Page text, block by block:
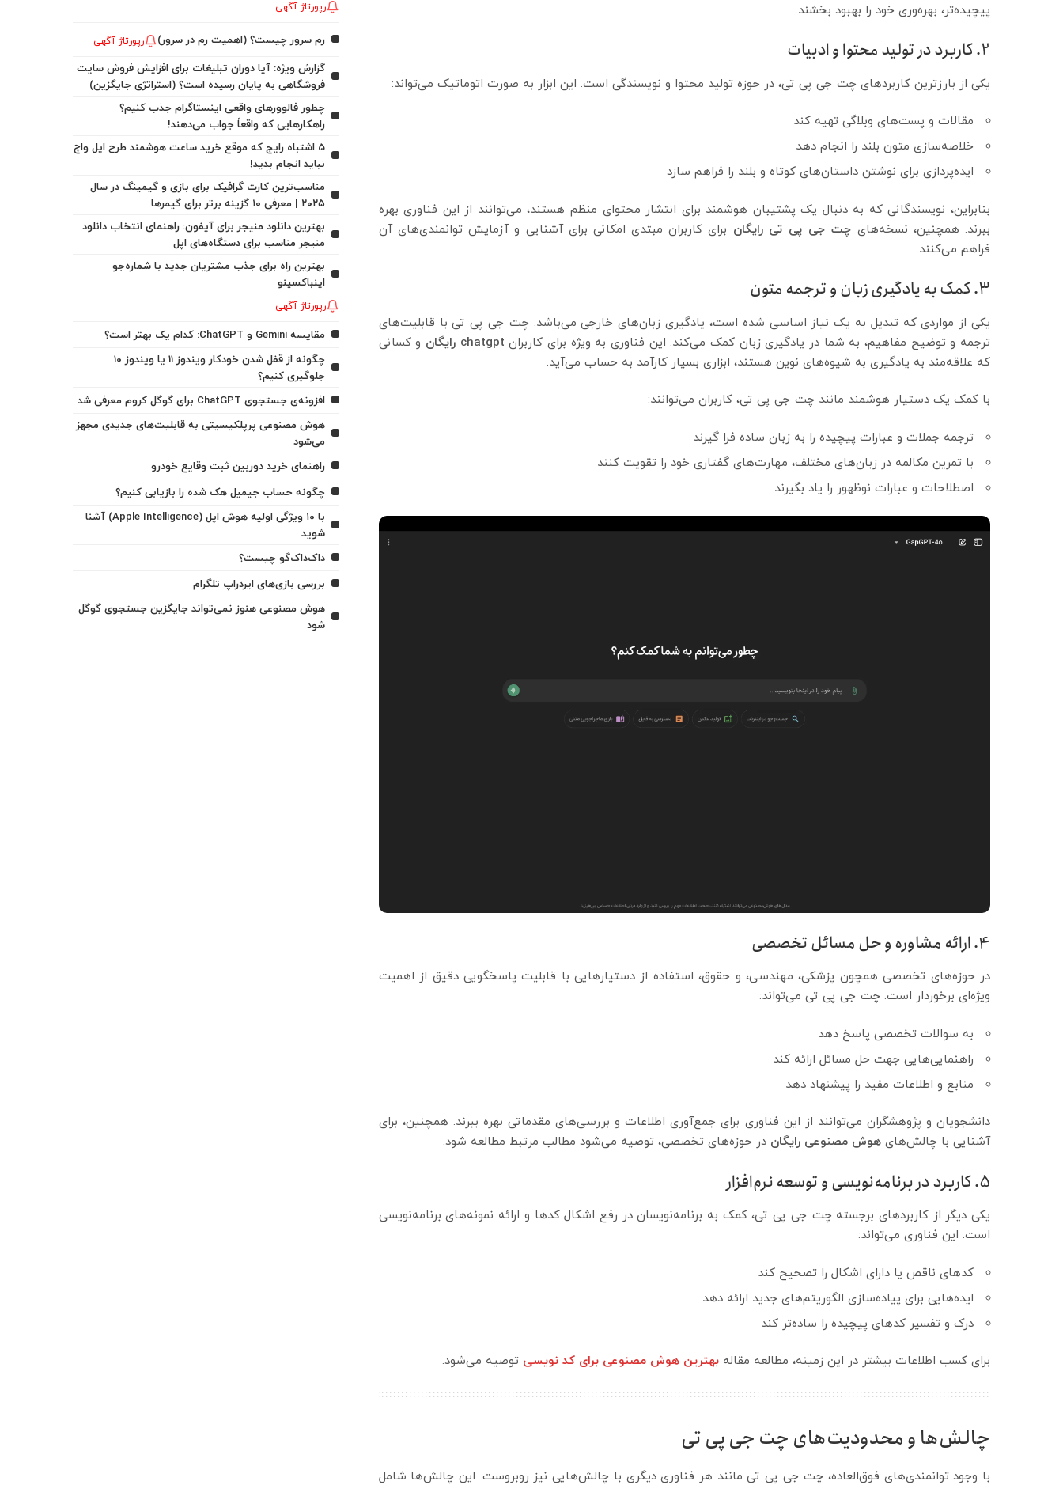
پیچیده‌تر، بهره‌وری خود را بهبود بخشند.
2. کاربرد در تولید محتوا و ادبیات
یکی از بارزترین کاربردهای چت جی پی تی، در حوزه تولید محتوا و نویسندگی است. این ابزار به صورت اتوماتیک می‌تواند:
مقالات و پست‌های وبلاگی تهیه کند
خلاصه‌سازی متون بلند را انجام دهد
ایده‌پردازی برای نوشتن داستان‌های کوتاه و بلند را فراهم سازد
بنابراین، نویسندگانی که به دنبال یک پشتیبان هوشمند برای انتشار محتوای منظم هستند، می‌توانند از این فناوری بهره
ببرند. همچنین، نسخه‌های چت جی پی تی رایگان برای کاربران مبتدی امکانی برای آشنایی و آزمایش توانمندی‌های آن
فراهم می‌کنند.
3. کمک به یادگیری زبان و ترجمه متون
یکی از مواردی که تبدیل به یک نیاز اساسی شده است، یادگیری زبان‌های خارجی می‌باشد. چت جی پی تی با قابلیت‌های
ترجمه و توضیح مفاهیم، به شما در یادگیری زبان کمک می‌کند. این فناوری به ویژه برای کاربران chatgpt رایگان
و کسانی
که علاقه‌مند به یادگیری به شیوه‌های نوین هستند، ابزاری بسیار کارآمد به حساب می‌آید.
با کمک یک دستیار هوشمند مانند چت جی پی تی، کاربران می‌توانند:
ترجمه جملات و عبارات پیچیده را به زبان ساده فرا گیرند
با تمرین مکالمه در زبان‌های مختلف، مهارت‌های گفتاری خود را تقویت کنند
اصطلاحات و عبارات نوظهور را یاد بگیرند
4. ارائه مشاوره و حل مسائل تخصصی
در حوزه‌های تخصصی همچون پزشکی، مهندسی، و حقوق، استفاده از دستیارهایی با قابلیت پاسخگویی دقیق از اهمیت
ویژه‌ای برخوردار است. چت جی پی تی می‌تواند:
به سوالات تخصصی پاسخ دهد
راهنمایی‌هایی جهت حل مسائل ارائه کند
منابع و اطلاعات مفید را پیشنهاد دهد
دانشجویان و پژوهشگران می‌توانند از این فناوری برای جمع‌آوری اطلاعات و بررسی‌های مقدماتی بهره ببرند. همچنین، برای
آشنایی با چالش‌های هوش مصنوعی رایگان در حوزه‌های تخصصی، توصیه می‌شود مطالب مرتبط مطالعه شود.
5. کاربرد در برنامه‌نویسی و توسعه نرم‌افزار
یکی دیگر از کاربردهای برجسته چت جی پی تی، کمک به برنامه‌نویسان در رفع اشکال کدها و ارائه نمونه‌های برنامه‌نویسی
است. این فناوری می‌تواند:
کد‌های ناقص یا دارای اشکال را تصحیح کند
ایده‌هایی برای پیاده‌سازی الگوریتم‌های جدید ارائه دهد
درک و تفسیر کدهای پیچیده را ساده‌تر کند
برای کسب اطلاعات بیشتر در این زمینه، مطالعه مقاله بهترین هوش مصنوعی برای کد نویسی توصیه می‌شود.
چالش‌ها و محدودیت‌های چت جی پی تی
با وجود توانمندی‌های فوق‌العاده، چت جی پی تی مانند هر فناوری دیگری با چالش‌هایی نیز روبروست. این چالش‌ها شامل
رپورتاژ آگهی
رم سرور چیست؟ (اهمیت رم در سرور) رپورتاژ آگهی
گزارش ویژه: آیا دوران تبلیغات برای افزایش فروش سایت
فروشگاهی به پایان رسیده است؟ (استراتژی جایگزین)
چطور فالوورهای واقعی اینستاگرام جذب کنیم؟
راهکارهایی که واقعاً جواب می‌دهند!
5 اشتباه رایج که موقع خرید ساعت هوشمند طرح اپل واچ
نباید انجام بدید!
مناسب‌ترین کارت گرافیک برای بازی و گیمینگ در سال
۲۰۲۵ | معرفی ۱۰ گزینه برتر برای گیمرها
بهترین دانلود منیجر برای آیفون: راهنمای انتخاب دانلود
منیجر مناسب برای دستگاه‌های اپل
بهترین راه برای جذب مشتریان جدید با شماره‌جو
اینباکسینو
رپورتاژ آگهی
مقایسه Gemini و ChatGPT: کدام یک بهتر است؟
چگونه از قفل شدن خودکار ویندوز 11 یا ویندوز 10
جلوگیری کنیم؟
افزونه‌ی جستجوی ChatGPT برای گوگل کروم معرفی شد
هوش مصنوعی پرپلکیسیتی به قابلیت‌های جدیدی مجهز
می‌شود
راهنمای خرید دوربین ثبت وقایع خودرو
چگونه حساب جیمیل هک شده را بازیابی کنیم؟
با ۱۰ ویژگی اولیه هوش اپل (Apple Intelligence) آشنا
شوید
داک‌داک‌گو چیست؟
بررسی بازی‌های ایردراپ تلگرام
هوش مصنوعی هنوز نمی‌تواند جایگزین جستجوی گوگل
شود